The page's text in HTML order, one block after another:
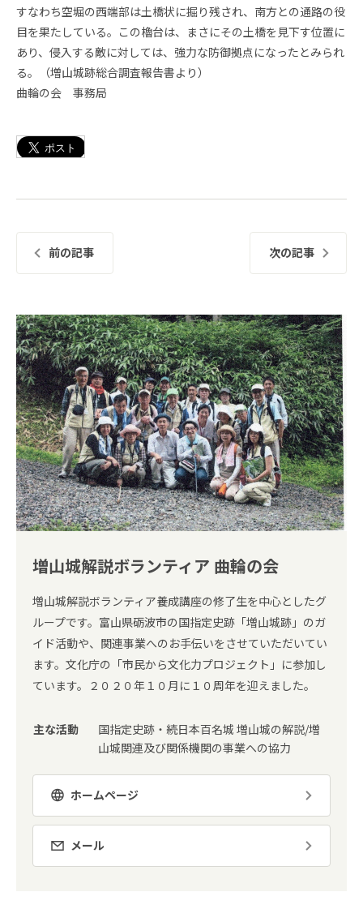
すなわち空堀の西端部は土橋状に掘り残され、南方との通路の役
目を果たしている。この櫓台は、まさにその土橋を見下す位置に
あり、侵入する敵に対しては、強力な防御拠点になったとみられ
る。（増山城跡総合調査報告書より）
曲輪の会 事務局
前の記事 次の記事
増山城解説ボランティア 曲輪の会
増山城解説ボランティア養成講座の修了生を中心としたグ
ループです。富山県砺波市の国指定史跡「増山城跡」のガ
イド活動や、関連事業へのお手伝いをさせていただいてい
ます。文化庁の「市民から文化力プロジェクト」に参加し
ています。２０２０年１０月に１０周年を迎えました。
主な活動
国指定史跡・続日本百名城 増山城の解説/増
山城関連及び関係機関の事業への協力
ホームページ
メール